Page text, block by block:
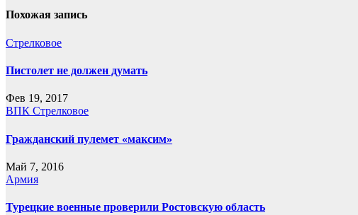
Похожая запись
Стрелковое
Пистолет не должен думать
Фев 19, 2017
ВПК Стрелковое
Гражданский пулемет «максим»
Май 7, 2016
Армия
Турецкие военные проверили Ростовскую область